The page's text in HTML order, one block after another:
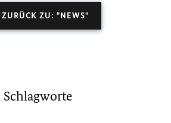
ZURÜCK ZU: "NEWS"
Schlagworte